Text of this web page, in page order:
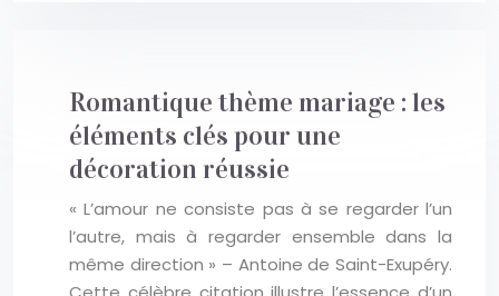
Romantique thème mariage : les
éléments clés pour une
décoration réussie
« L’amour ne consiste pas à se regarder l’un
l’autre, mais à regarder ensemble dans la
même direction » – Antoine de Saint-Exupéry.